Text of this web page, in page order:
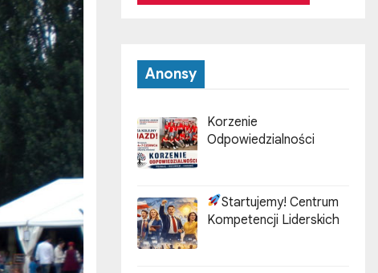
Anonsy
Korzenie
Odpowiedzialności
Startujemy! Centrum
Kompetencji Liderskich